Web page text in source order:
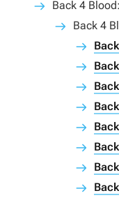
Back 4
Back 4